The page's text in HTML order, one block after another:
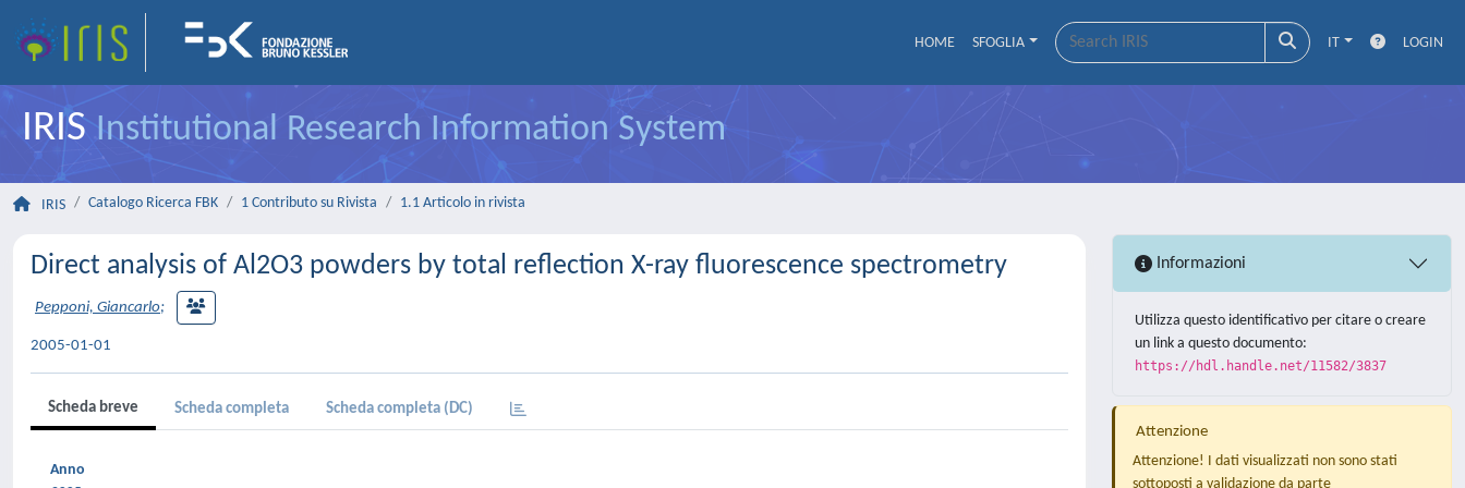
HOME SFOGLIA IT LOGIN
IRISInstitutional Research Information System
IRIS Catalogo Ricerca FBK 1 Contributo su Rivista 1.1 Articolo in rivista
Direct analysis of Al2O3 powders by total reflection X-ray fluorescence spectrometry
Pepponi, Giancarlo;
2005-01-01
Scheda breve Scheda completa Scheda completa (DC)
Anno
Informazioni
Utilizza questo identificativo per citare o creare
un link a questo documento:
https://hdl.handle.net/11582/3837
Attenzione
Attenzione! I dati visualizzati non sono stati
sottoposti a validazione da parte